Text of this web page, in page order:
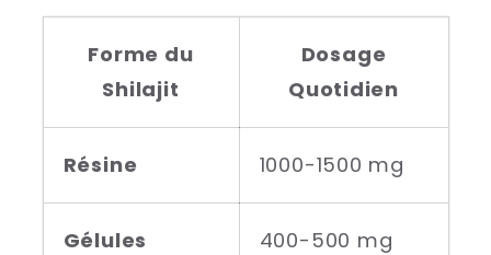
Forme du
Shilajit
Dosage
Quotidien
Résine 1000-1500 mg
Gélules 400-500 mg